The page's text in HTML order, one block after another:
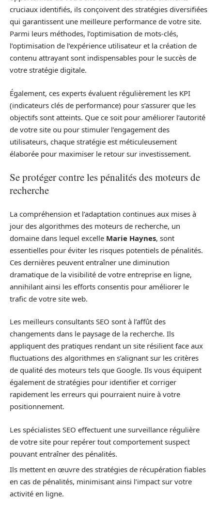
cruciaux identifiés, ils conçoivent des stratégies diversifiées
qui garantissent une meilleure performance de votre site.
Parmi leurs méthodes, l’optimisation de mots-clés,
l’optimisation de l’expérience utilisateur et la création de
contenu attrayant sont indispensables pour le succès de
votre stratégie digitale.
Également, ces experts évaluent régulièrement les KPI
(indicateurs clés de performance) pour s’assurer que les
objectifs sont atteints. Que ce soit pour améliorer l’autorité
de votre site ou pour stimuler l’engagement des
utilisateurs, chaque stratégie est méticuleusement
élaborée pour maximiser le retour sur investissement.
Se protéger contre les pénalités des moteurs de
recherche
La compréhension et l’adaptation continues aux mises à
jour des algorithmes des moteurs de recherche, un
domaine dans lequel excelle Marie Haynes, sont
essentielles pour éviter les risques potentiels de pénalités.
Ces dernières peuvent entraîner une diminution
dramatique de la visibilité de votre entreprise en ligne,
annihilant ainsi les efforts consentis pour améliorer le
trafic de votre site web.
Les meilleurs consultants SEO sont à l’affût des
changements dans le paysage de la recherche. Ils
appliquent des pratiques rendant un site résilient face aux
fluctuations des algorithmes en s’alignant sur les critères
de qualité des moteurs tels que Google. Ils vous équipent
également de stratégies pour identifier et corriger
rapidement les erreurs qui pourraient nuire à votre
positionnement.
Les spécialistes SEO effectuent une surveillance régulière
de votre site pour repérer tout comportement suspect
pouvant entraîner des pénalités.
Ils mettent en œuvre des stratégies de récupération fiables
en cas de pénalités, minimisant ainsi l’impact sur votre
activité en ligne.